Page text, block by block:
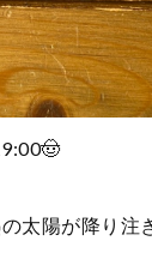
太陽が降り注